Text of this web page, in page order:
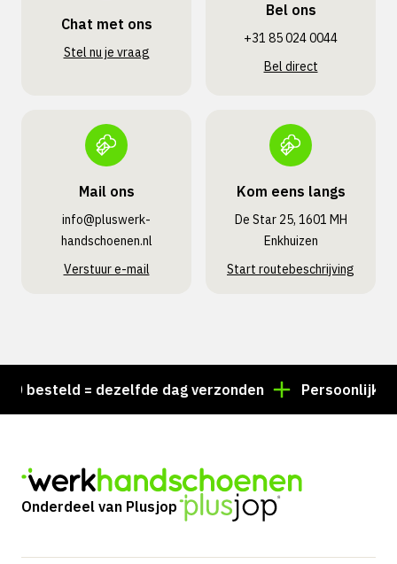
Chat met ons
Stel nu je vraag
Bel ons
+31 85 024 0044
Bel direct
Mail ons
info@pluswerk­
handschoenen.nl
Verstuur e-mail
Kom eens langs
De Star 25, 1601 MH
Enkhuizen
Start routebeschrijving
besteld = dezelfde dag verzonden Persoonlijk
Onderdeel van Plusjop